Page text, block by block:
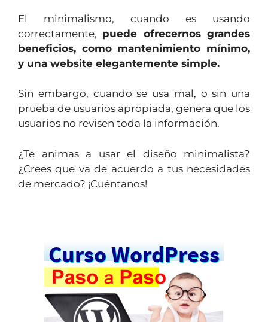
El minimalismo, cuando es usando
correctamente, puede ofrecernos grandes
beneficios, como mantenimiento mínimo,
y una website elegantemente simple.
Sin embargo, cuando se usa mal, o sin una
prueba de usuarios apropiada, genera que los
usuarios no revisen toda la información.
¿Te animas a usar el diseño minimalista?
¿Crees que va de acuerdo a tus necesidades
de mercado? ¡Cuéntanos!